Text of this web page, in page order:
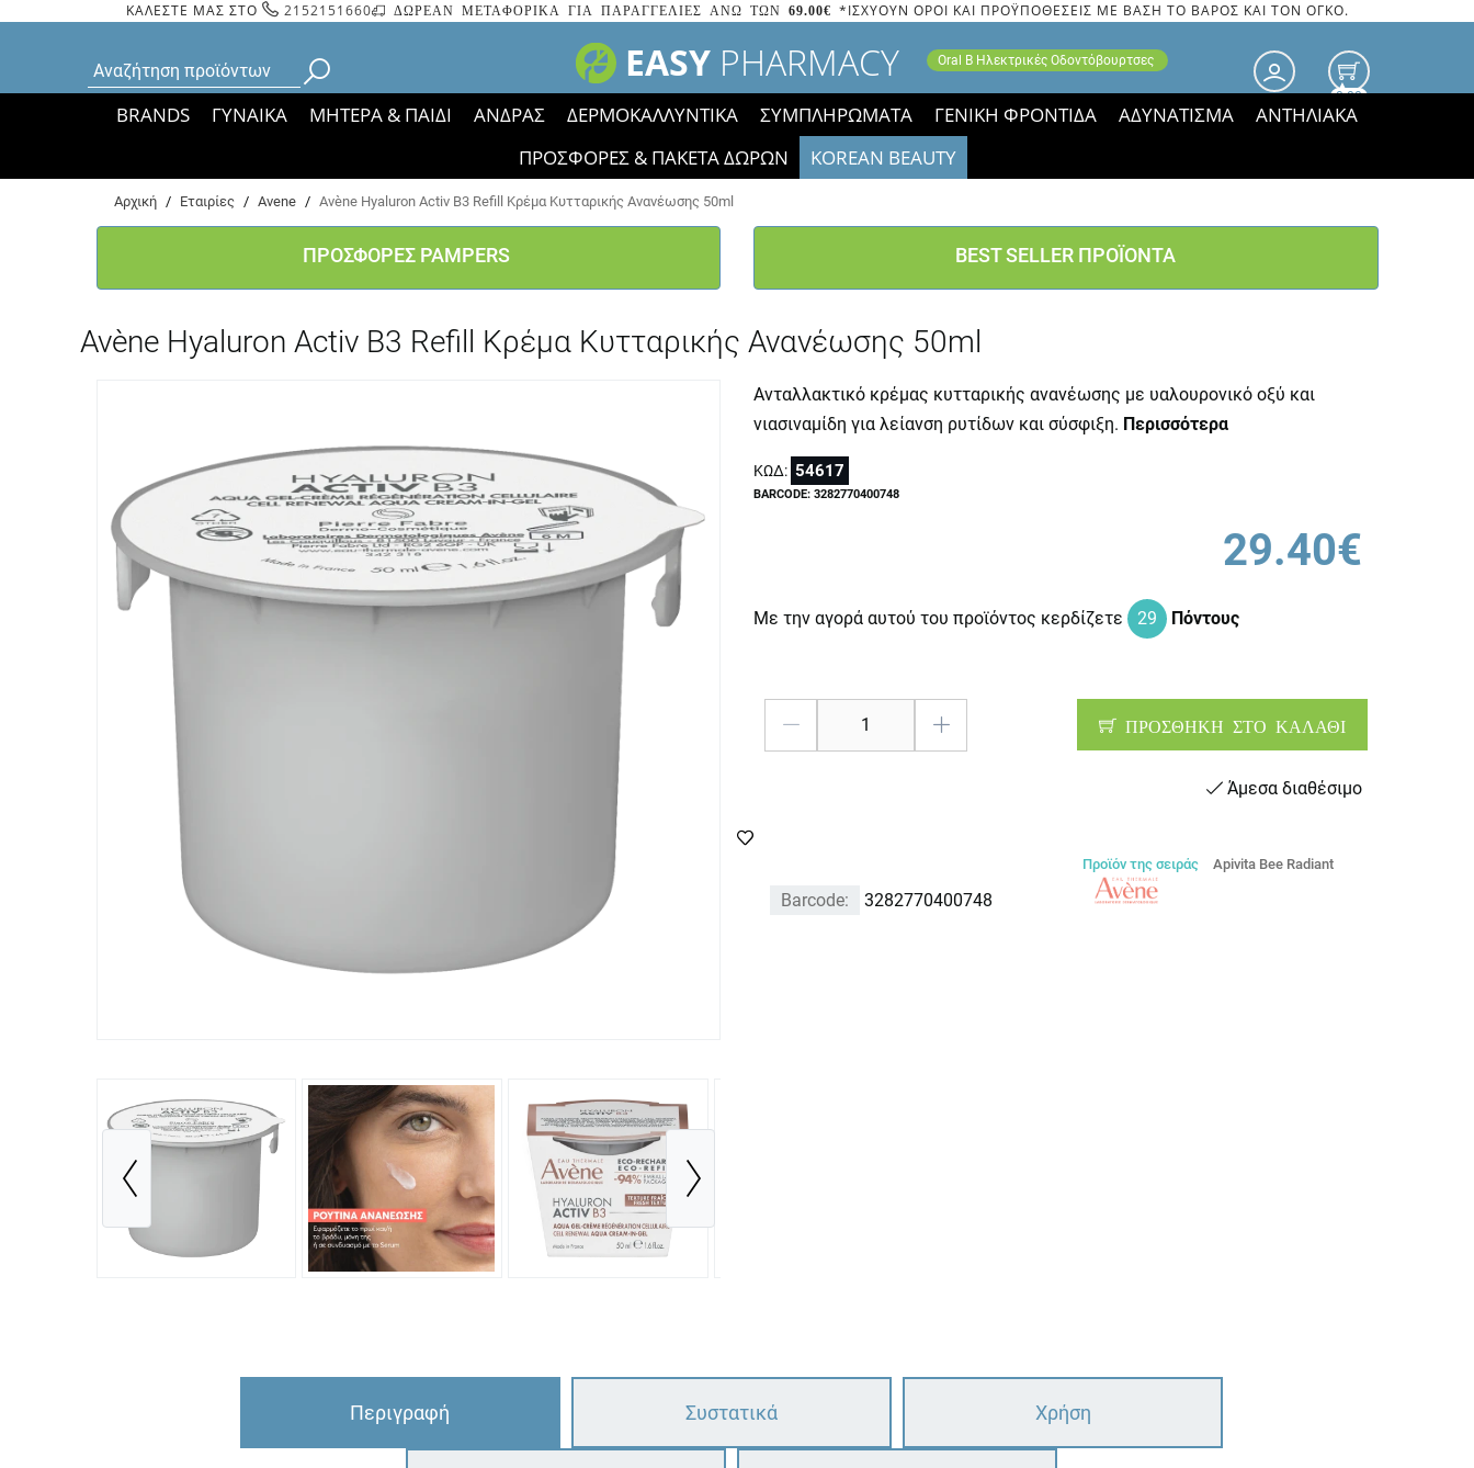
ΚΑΛΕΣΤΕ ΜΑΣ ΣΤΟ 2152151660 ΔΩΡΕΑΝ ΜΕΤΑΦΟΡΙΚΑ ΓΙΑ ΠΑΡΑΓΓΕΛΙΕΣ ΑΝΩ ΤΩΝ 69.00€ *ΙΣΧΥΟΥΝ ΟΡΟΙ ΚΑΙ ΠΡΟΫΠΟΘΕΣΕΙΣ ΜΕ ΒΑΣΗ ΤΟ ΒΑΡΟΣ ΚΑΙ ΤΟΝ ΟΓΚΟ.
EASY PHARMACY Oral B Ηλεκτρικές Οδοντόβουρτσες
0.00
BRANDS ΓΥΝΑΙΚΑ ΜΗΤΕΡΑ & ΠΑΙΔΙ ΑΝΔΡΑΣ ΔΕΡΜΟΚΑΛΛΥΝΤΙΚΑ ΣΥΜΠΛΗΡΩΜΑΤΑ ΓΕΝΙΚΗ ΦΡΟΝΤΙΔΑ ΑΔΥΝΑΤΙΣΜΑ
ΑΝΤΗΛΙΑΚΑ
ΠΡΟΣΦΟΡΕΣ & ΠΑΚΕΤΑ ΔΩΡΩΝ
KOREAN BEAUTY
Bάσει ΦΕΚ 35935/2023 τα εικονίδια των εκπτώσεων έφυγαν, οι χαμηλές μας τιμές ΠΑΡΑΜΕΝΟΥΝ!
Αρχική / Εταιρίες / Avene / Avène Hyaluron Activ B3 Refill Κρέμα Κυτταρικής Ανανέωσης 50ml
ΠΡΟΣΦΟΡΕΣ PAMPERS BEST SELLER ΠΡΟΪΟΝΤΑ
Avène Hyaluron Activ B3 Refill Κρέμα Κυτταρικής Ανανέωσης 50ml
Ανταλλακτικό κρέμας κυτταρικής ανανέωσης με υαλουρονικό οξύ και
νιασιναμίδη για λείανση ρυτίδων και σύσφιξη. Περισσότερα
ΚΩΔ: 54617
BARCODE: 3282770400748
29.40€
Με την αγορά αυτού του προϊόντος κερδίζετε 29 Πόντους
ΠΡΟΣΘΗΚΗ ΣΤΟ ΚΑΛΑΘΙ
Άμεσα διαθέσιμο
Barcode: 3282770400748
Προϊόν της σειράς Apivita Bee Radiant
Περιγραφή Συστατικά Χρήση